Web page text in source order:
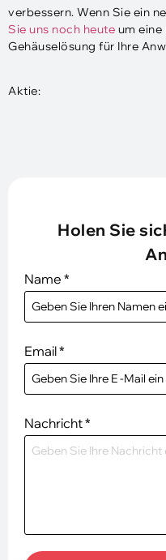
verbessern. Wenn Sie ein
Sie uns noch heute um eine
Gehäuselösung für Ihre
Aktie:
Holen Sie
Name *
Email*
Nachricht*